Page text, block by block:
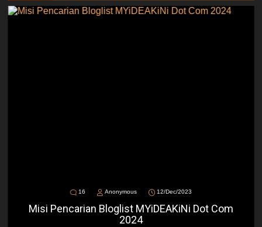
16 Anonymous 12/Dec/2023
Misi Pencarian Bloglist MYiDEAKiNi Dot Com
2024